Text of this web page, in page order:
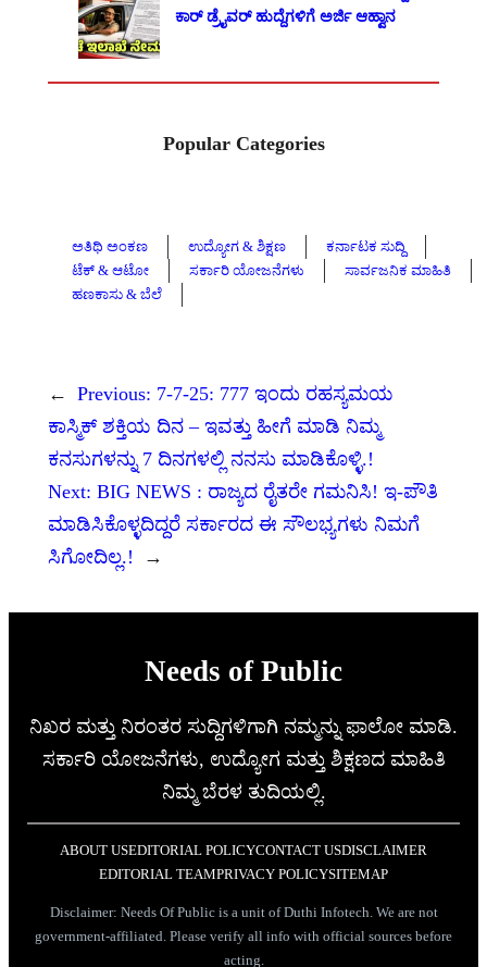
ಕಾರ್ ಡ್ರೈವರ್ ಹುದ್ದೆಗಳಿಗೆ ಅರ್ಜಿ ಆಹ್ವಾನ
Popular Categories
ಅತಿಥಿ ಅಂಕಣ ಉದ್ಯೋಗ & ಶಿಕ್ಷಣ
ಕರ್ನಾಟಕ ಸುದ್ದಿ
ಟೆಕ್ & ಆಟೋ
ಸರ್ಕಾರಿ ಯೋಜನೆಗಳು
ಸಾರ್ವಜನಿಕ ಮಾಹಿತಿ
ಹಣಕಾಸು & ಬೆಲೆ
← Previous: 7-7-25: 777 ಇಂದು ರಹಸ್ಯಮಯ
ಕಾಸ್ಮಿಕ್ ಶಕ್ತಿಯ ದಿನ – ಇವತ್ತು ಹೀಗೆ ಮಾಡಿ ನಿಮ್ಮ
ಕನಸುಗಳನ್ನು 7 ದಿನಗಳಲ್ಲಿ ನನಸು ಮಾಡಿಕೊಳ್ಳಿ.!
Next: BIG NEWS : ರಾಜ್ಯದ ರೈತರೇ ಗಮನಿಸಿ! ಇ-ಪೌತಿ
ಮಾಡಿಸಿಕೊಳ್ಳದಿದ್ದರೆ ಸರ್ಕಾರದ ಈ ಸೌಲಭ್ಯಗಳು ನಿಮಗೆ
ಸಿಗೋದಿಲ್ಲ.!
→
Needs of Public
ನಿಖರ ಮತ್ತು ನಿರಂತರ ಸುದ್ದಿಗಳಿಗಾಗಿ ನಮ್ಮನ್ನು ಫಾಲೋ ಮಾಡಿ.
ಸರ್ಕಾರಿ ಯೋಜನೆಗಳು, ಉದ್ಯೋಗ ಮತ್ತು ಶಿಕ್ಷಣದ ಮಾಹಿತಿ
ನಿಮ್ಮ ಬೆರಳ ತುದಿಯಲ್ಲಿ.
ABOUT USEDITORIAL POLICYCONTACT USDISCLAIMER
EDITORIAL TEAMPRIVACY POLICYSITEMAP
Disclaimer: Needs Of Public is a unit of Duthi Infotech. We are not
government-affiliated. Please verify all info with official sources before
acting.